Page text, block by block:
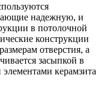
надежную, и
в потолочной
конструкции
отверстия, а
засыпкой в
керамзита